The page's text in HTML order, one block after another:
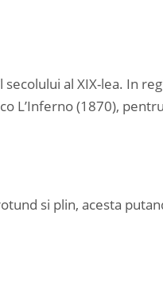
secolului al XIX-lea. In
L’Inferno (1870),
si plin, acesta